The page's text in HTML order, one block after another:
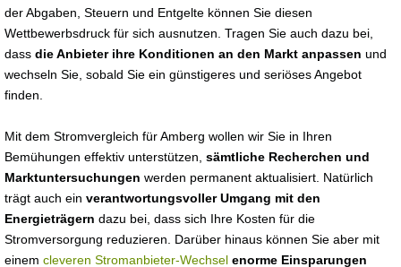
der Abgaben, Steuern und Entgelte können Sie diesen
Wettbewerbsdruck für sich ausnutzen. Tragen Sie auch dazu bei,
dass die Anbieter ihre Konditionen an den Markt anpassen und
wechseln Sie, sobald Sie ein günstigeres und seriöses Angebot
finden.
Mit dem Stromvergleich für Amberg wollen wir Sie in Ihren
Bemühungen effektiv unterstützen, sämtliche Recherchen und
Marktuntersuchungen werden permanent aktualisiert. Natürlich
trägt auch ein verantwortungsvoller Umgang mit den
Energieträgern dazu bei, dass sich Ihre Kosten für die
Stromversorgung reduzieren. Darüber hinaus können Sie aber mit
einem cleveren Stromanbieter-Wechsel enorme Einsparungen